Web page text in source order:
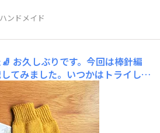
ハンドメイド
お久しぶりです。今回は棒針編
てみました。いつかはトライして
クニッティング。このために輪針
たものの、どこからどう編めばい
を検索する日々。つま先
挫折、履き口から編むやり方に切